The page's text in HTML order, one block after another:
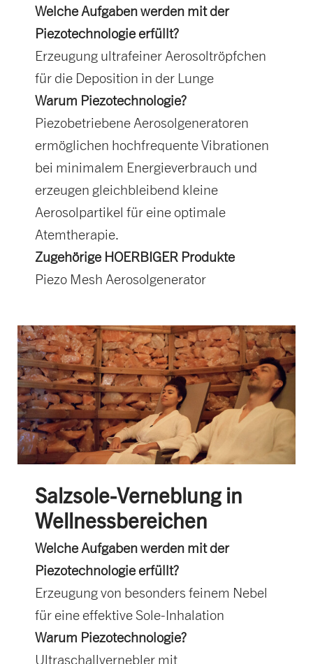
Welche Aufgaben werden mit der
Piezotechnologie erfüllt?
Erzeugung ultrafeiner Aerosoltröpfchen
für die Deposition in der Lunge
Warum Piezotechnologie?
Piezobetriebene Aerosolgeneratoren
ermöglichen hochfrequente Vibrationen
bei minimalem Energieverbrauch und
erzeugen gleichbleibend kleine
Aerosolpartikel für eine optimale
Atemtherapie.
Zugehörige HOERBIGER Produkte
Piezo Mesh Aerosolgenerator
Salzsole-Verneblung in
Wellnessbereichen
Welche Aufgaben werden mit der
Piezotechnologie erfüllt?
Erzeugung von besonders feinem Nebel
für eine effektive Sole-Inhalation
Warum Piezotechnologie?
Ultraschallvernebler mit